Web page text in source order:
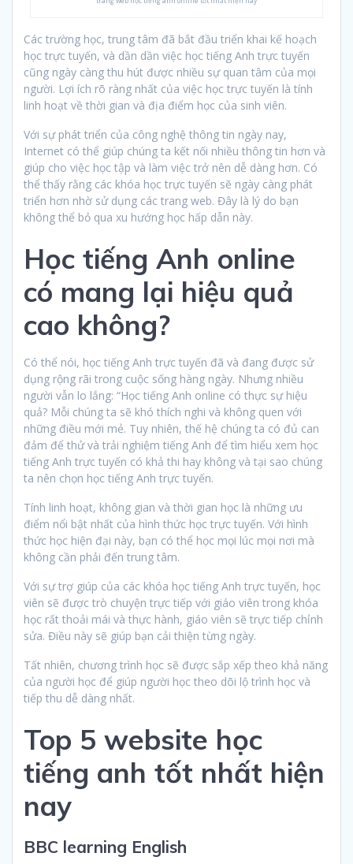
Các trường học, trung tâm đã bắt đầu triển khai kế hoạch
học trực tuyến, và dần dần việc học tiếng Anh trực tuyến
cũng ngày càng thu hút được nhiều sự quan tâm của mọi
người. Lợi ích rõ ràng nhất của việc học trực tuyến là tính
linh hoạt về thời gian và địa điểm học của sinh viên.
Với sự phát triển của công nghệ thông tin ngày nay,
Internet có thể giúp chúng ta kết nối nhiều thông tin hơn và
giúp cho việc học tập và làm việc trở nên dễ dàng hơn. Có
thể thấy rằng các khóa học trực tuyến sẽ ngày càng phát
triển hơn nhờ sử dụng các trang web. Đây là lý do bạn
không thể bỏ qua xu hướng học hấp dẫn này.
Học tiếng Anh online
có mang lại hiệu quả
cao không?
Có thể nói, học tiếng Anh trực tuyến đã và đang được sử
dụng rộng rãi trong cuộc sống hàng ngày. Nhưng nhiều
người vẫn lo lắng: “Học tiếng Anh online có thực sự hiệu
quả? Mỗi chúng ta sẽ khó thích nghi và không quen với
những điều mới mẻ. Tuy nhiên, thế hệ chúng ta có đủ can
đảm để thử và trải nghiệm tiếng Anh để tìm hiểu xem học
tiếng Anh trực tuyến có khả thi hay không và tại sao chúng
ta nên chọn học tiếng Anh trực tuyến.
Tính linh hoạt, không gian và thời gian học là những ưu
điểm nổi bật nhất của hình thức học trực tuyến. Với hình
thức học hiện đại này, bạn có thể học mọi lúc mọi nơi mà
không cần phải đến trung tâm.
Với sự trợ giúp của các khóa học tiếng Anh trực tuyến, học
viên sẽ được trò chuyện trực tiếp với giáo viên trong khóa
học rất thoải mái và thực hành, giáo viên sẽ trực tiếp chỉnh
sửa. Điều này sẽ giúp bạn cải thiện từng ngày.
Tất nhiên, chương trình học sẽ được sắp xếp theo khả năng
của người học để giúp người học theo dõi lộ trình học và
tiếp thu dễ dàng nhất.
Top 5 website học
tiếng anh tốt nhất hiện
nay
BBC learning English